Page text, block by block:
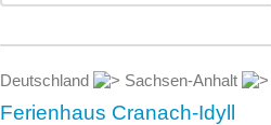
Deutschland Sachsen-Anhalt
Ferienhaus Cranach-Idyll